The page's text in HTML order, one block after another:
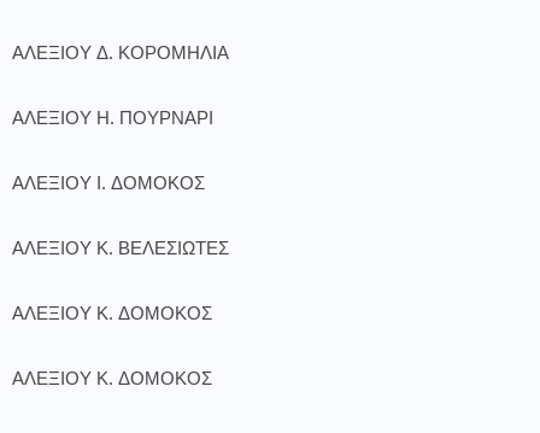
ΑΛΕΞΙΟΥ Δ. ΚΟΡΟΜΗΛΙΑ
ΑΛΕΞΙΟΥ Η. ΠΟΥΡΝΑΡΙ
ΑΛΕΞΙΟΥ Ι. ΔΟΜΟΚΟΣ
ΑΛΕΞΙΟΥ Κ. ΒΕΛΕΣΙΩΤΕΣ
ΑΛΕΞΙΟΥ Κ. ΔΟΜΟΚΟΣ
ΑΛΕΞΙΟΥ Κ. ΔΟΜΟΚΟΣ